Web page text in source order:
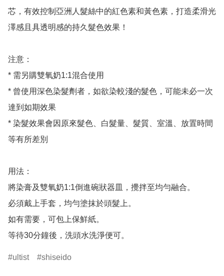
芯，有效控制亞洲人髮絲中的紅色素和黃色素，打造柔滑光
澤感且具透明感的持久髮色效果！
注意：
* 需另購雙氧奶1:1混合使用
* 曾使用深色染髮劑者，如欲染較淺的髮色，可能未必一次
達到如期效果
* 染髮效果會因原來髮色、白髮量、髮質、室溫、放置時間
等有所差別
用法：
將染膏及雙氧奶1:1倒進碗狀器皿，攪拌至均勻融合。
必須戴上手套，均勻塗抹於頭髮上。
如有需要，可包上保鮮紙。
等待30分鐘後，洗頭水洗淨便可。
ultist shiseido